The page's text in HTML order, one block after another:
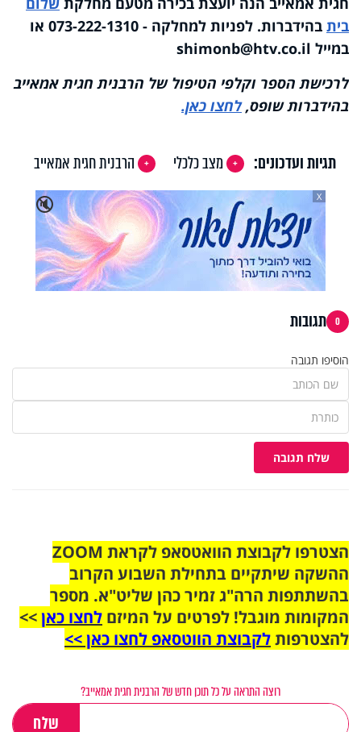
בית
בהידברות. לפניות למחלקה - 073-222-1310 או
במייל shimonb@htv.co.il
לרכישת הספר וקלפי הטיפול של הרבנית חגית אמאייב
בהידברות שופס,לחצו כאן.
תגיות ועדכונים: מצב כלכלי
הרבנית חגית אמאייב
🔇
X
0 תגובות
הוסיפו תגובה
שלח תגובה
הצטרפו לקבוצת הוואטסאפ לקראת ZOOM
ההשקה שיתקיים בתחילת השבוע הקרוב
בהשתתפות הרה"ג זמיר כהן שליט"א. מספר
המקומות מוגבל! לפרטים על המיזם לחצו כאן>>
להצטרפותלקבוצת הווטסאפ לחצו כאן >>
רוצה התראה על כל תוכן חדש של הרבנית חגית אמאייב?